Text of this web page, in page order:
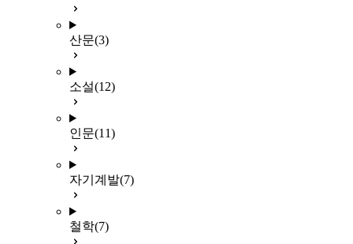
산문(3)
소설(12)
인문(11)
자기계발(7)
철학(7)